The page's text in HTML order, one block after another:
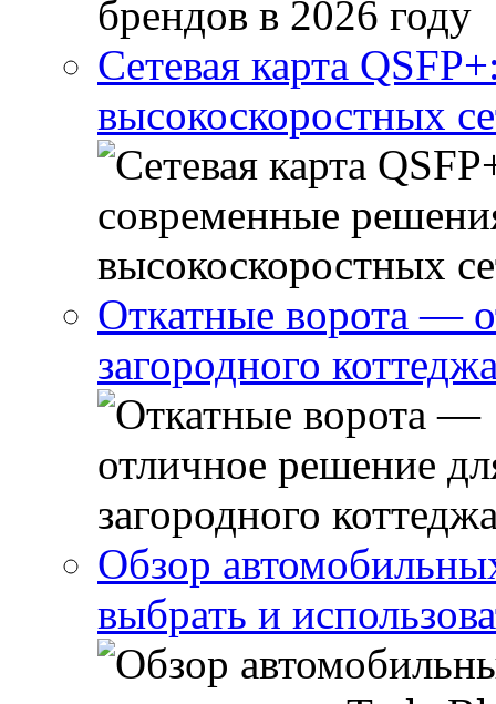
Сетевая карта
высокоскоростных
Откатные ворота —
загородного
Обзор
выбрать и